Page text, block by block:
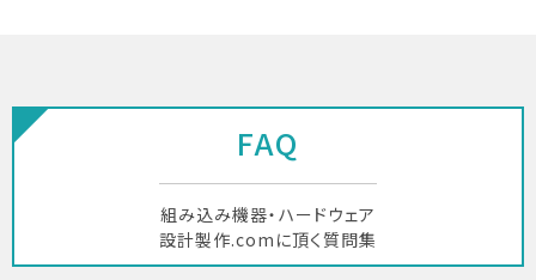
FAQ
組み込み機器・ハードウェア
設計製作.comに頂く質問集